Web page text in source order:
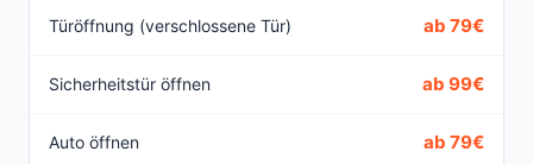
Türöffnung (verschlossene Tür) ab 79€
Sicherheitstür öffnen ab 99€
Auto öffnen ab 79€